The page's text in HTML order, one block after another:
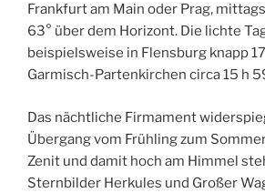
Frankfurt am Main oder Prag,
63° über dem Horizont. Die lichte
beispielsweise in Flensburg knapp
Garmisch-Partenkirchen circa 15 h
Das nächtliche Firmament
Übergang vom Frühling zum
Zenit und damit hoch am Himmel
Sternbilder Herkules und Großer